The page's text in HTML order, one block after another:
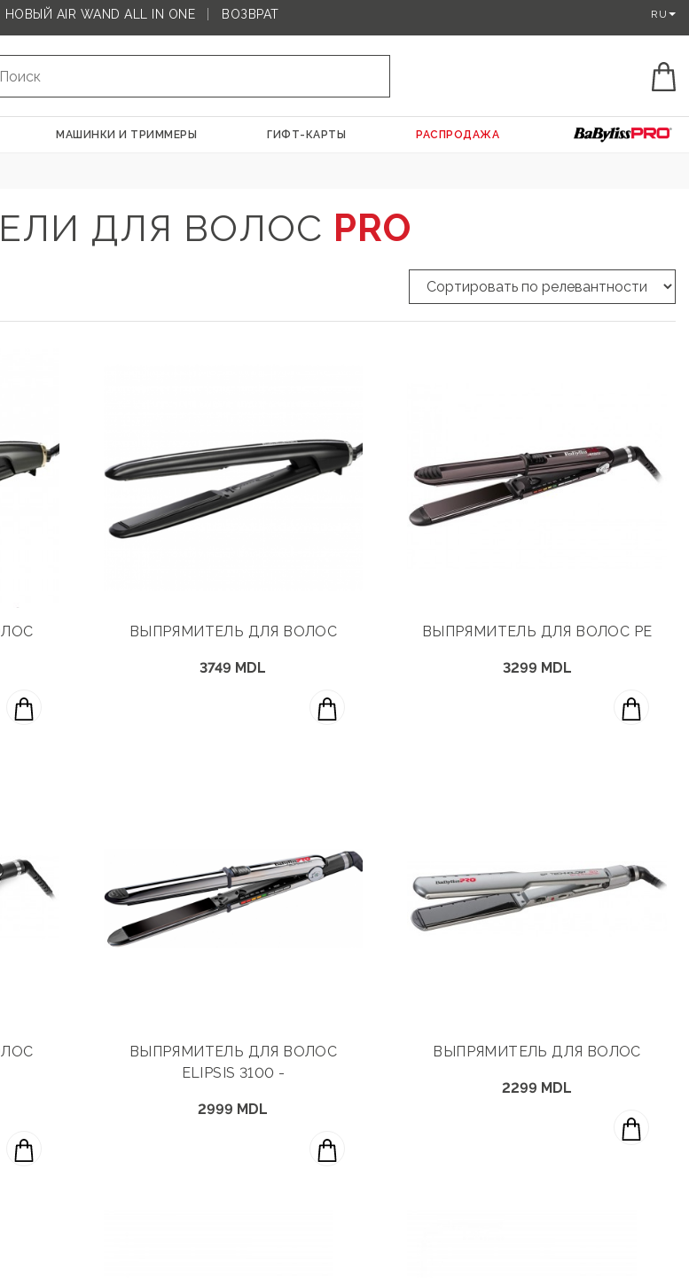
НОВЫЙ AIR WAND ALL IN ONE ВОЗВРАТ RU
МАШИНКИ И ТРИММЕРЫ ГИФТ-КАРТЫ РАСПРОДАЖА
ДЛЯ ВОЛОС PRO
ВЫПРЯМИТЕЛЬ ДЛЯ ВОЛОС
3749 MDL
ВЫПРЯМИТЕЛЬ ДЛЯ ВОЛОС PE
3299 MDL
ВЫПРЯМИТЕЛЬ ДЛЯ ВОЛОС
ELIPSIS 3100 -
2999 MDL
ВЫПРЯМИТЕЛЬ ДЛЯ ВОЛОС
2299 MDL